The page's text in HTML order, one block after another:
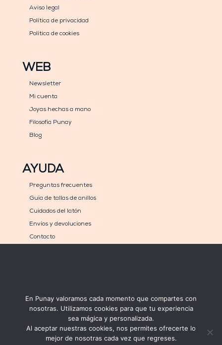
Aviso legal
Política de privacidad
Política de cookies
WEB
Newsletter
Mi cuenta
Joyas hechas a mano
Filosofía Punay
Blog
AYUDA
Preguntas frecuentes
Guía de tallas de anillos
Cuidados del latón
Envíos y devoluciones
Contacto
Mi cuenta
En Punay valoramos cada momento que compartes con
nosotras. Utilizamos cookies para que tu experiencia
sea mágica y personalizada.
Al aceptar nuestras cookies, nos permites ofrecerte lo
mejor de nosotras cada vez que regreses.